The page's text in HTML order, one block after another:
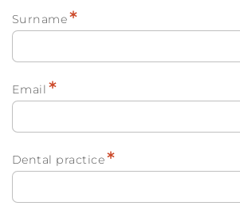
Surname*
Email *
Dental practice*